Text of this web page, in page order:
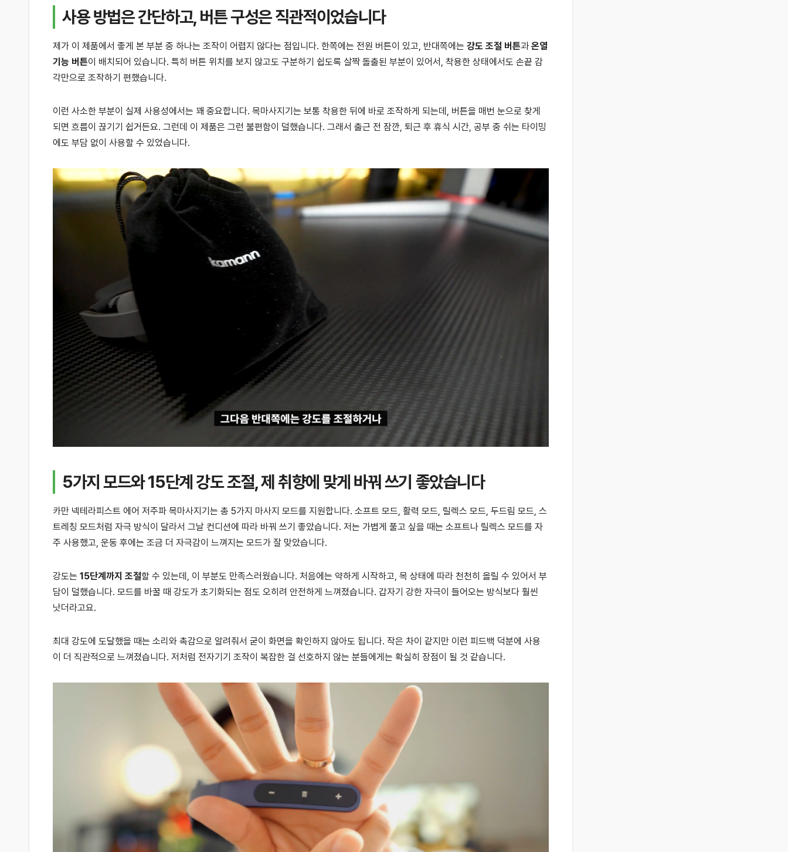
사용 방법은 간단하고, 버튼 구성은 직관적이었습니다
제가 이 제품에서 좋게 본 부분 중 하나는 조작이 어렵지 않다는 점입니다. 한쪽에는 전원 버튼이 있고, 반대쪽에는 강도 조절 버튼과온열
기능 버튼이 배치되어 있습니다. 특히 버튼 위치를 보지 않고도 구분하기 쉽도록 살짝 돌출된 부분이 있어서, 착용한 상태에서도 손끝 감
각만으로 조작하기 편했습니다.
이런 사소한 부분이 실제 사용성에서는 꽤 중요합니다. 목마사지기는 보통 착용한 뒤에 바로 조작하게 되는데, 버튼을 매번 눈으로 찾게
되면 흐름이 끊기기 쉽거든요. 그런데 이 제품은 그런 불편함이 덜했습니다. 그래서 출근 전 잠깐, 퇴근 후 휴식 시간, 공부 중 쉬는 타이밍
에도 부담 없이 사용할 수 있었습니다.
5가지 모드와 15단계 강도 조절, 제 취향에 맞게 바꿔 쓰기 좋았습니다
카만 넥테라피스트 에어 저주파 목마사지기는 총 5가지 마사지 모드를 지원합니다. 소프트 모드, 활력 모드, 릴렉스 모드, 두드림 모드, 스
트레칭 모드처럼 자극 방식이 달라서 그날 컨디션에 따라 바꿔 쓰기 좋았습니다. 저는 가볍게 풀고 싶을 때는 소프트나 릴렉스 모드를 자
주 사용했고, 운동 후에는 조금 더 자극감이 느껴지는 모드가 잘 맞았습니다.
강도는 15단계까지 조절할 수 있는데, 이 부분도 만족스러웠습니다. 처음에는 약하게 시작하고, 목 상태에 따라 천천히 올릴 수 있어서 부
담이 덜했습니다. 모드를 바꿀 때 강도가 초기화되는 점도 오히려 안전하게 느껴졌습니다. 갑자기 강한 자극이 들어오는 방식보다 훨씬
낫더라고요.
최대 강도에 도달했을 때는 소리와 촉감으로 알려줘서 굳이 화면을 확인하지 않아도 됩니다. 작은 차이 같지만 이런 피드백 덕분에 사용
이 더 직관적으로 느껴졌습니다. 저처럼 전자기기 조작이 복잡한 걸 선호하지 않는 분들에게는 확실히 장점이 될 것 같습니다.